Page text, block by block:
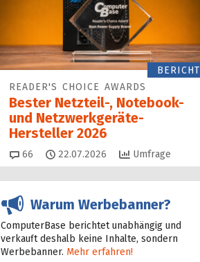
BERICHT
READER'S CHOICE AWARDS
Bester Netzteil-, Notebook-
und Netzwerkgeräte-
Hersteller 2026
66 Kommentare
22.07.2026 Umfrage
Warum Werbebanner?
ComputerBase berichtet unabhängig und
verkauft deshalb keine Inhalte, sondern
Werbebanner. Mehr erfahren!